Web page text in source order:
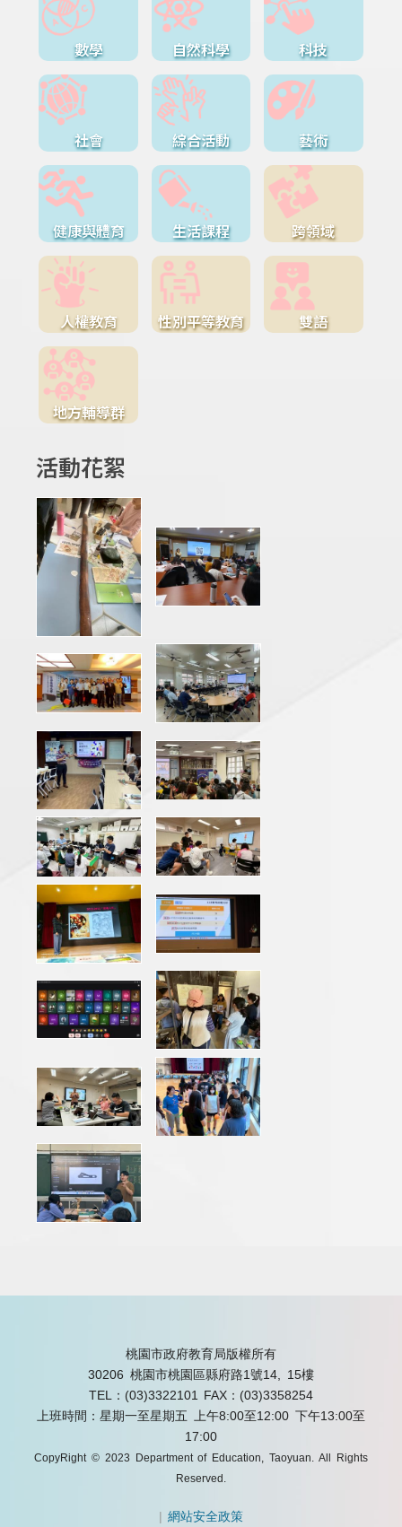
數學 自然科學 科技
社會 綜合活動 藝術
健康與體育 生活課程 跨領域
人權教育 性別平等教育 雙語
地方輔導群
活動花絮
桃園市政府教育局版權所有
30206 桃園市桃園區縣府路1號14, 15樓
TEL：(03)3322101
FAX：(03)3358254
上班時間：星期一至星期五 上午8:00至12:00 下午13:00至
17:00
CopyRight © 2023 Department of Education, Taoyuan. All Rights
Reserved.
|網站安全政策